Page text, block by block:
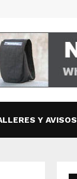
Y AVISOS